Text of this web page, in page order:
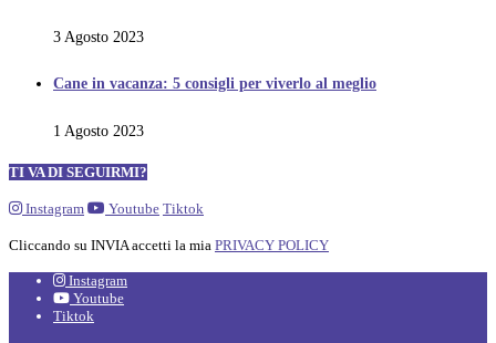
3 Agosto 2023
Cane in vacanza: 5 consigli per viverlo al meglio
1 Agosto 2023
TI VA DI SEGUIRMI?
Instagram Youtube Tiktok
Cliccando su INVIA accetti la mia PRIVACY POLICY
Instagram
Youtube
Tiktok